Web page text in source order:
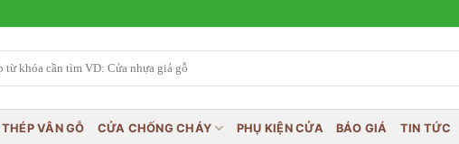
VÂN GỖ CỬA CHỐNG CHÁY PHỤ KIỆN CỬA BÁO GIÁ TIN TỨC